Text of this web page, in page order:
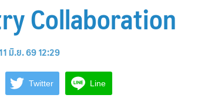
Collaboration
11 มิ.ย. 69 12:29
Twitter Line